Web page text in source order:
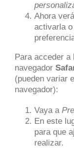
Ahora
activarla
Para acceder a
navegador
(pueden variar
navegador):
Vaya a
En este
para que
realizar.